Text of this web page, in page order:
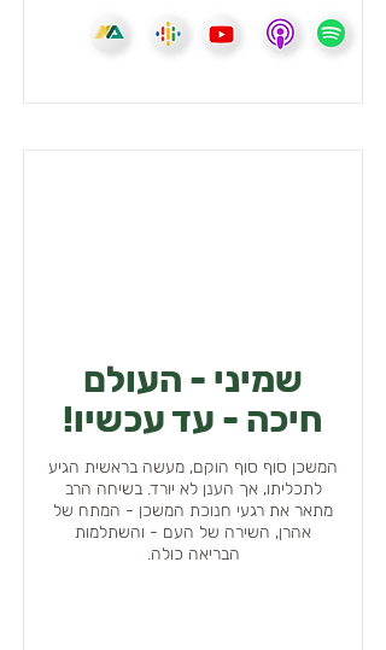
שמיני - העולם
חיכה - עד עכשיו!
המשכן סוף סוף הוקם, מעשה בראשית הגיע
לתכליתו, אך הענן לא יורד. בשיחה הרב
מתאר את רגעי חנוכת המשכן - המתח של
אהרן, השירה של העם - והשתלמות
הבריאה כולה.